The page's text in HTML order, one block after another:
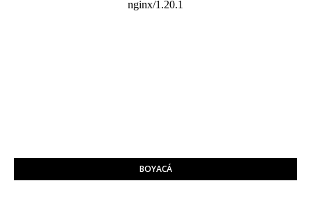
BOYACÁ